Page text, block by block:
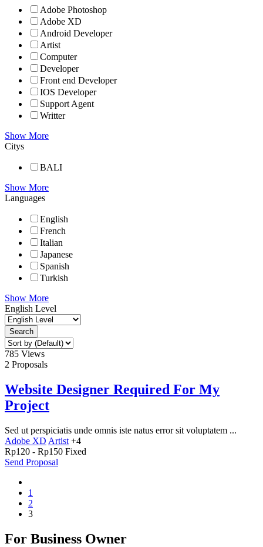
Adobe Photoshop
Adobe XD
Android Developer
Artist
Computer
Developer
Front end Developer
IOS Developer
Support Agent
Writter
Show More
Citys
BALI
Show More
Languages
English
French
Italian
Japanese
Spanish
Turkish
Show More
English Level
Search
785 Views
2 Proposals
Website Designer Required For My
Project
Sed ut perspiciatis unde omnis iste natus error sit voluptatem ...
Adobe XD Artist +4
Rp120 - Rp150 Fixed
Send Proposal
1
2
3
For Business Owner